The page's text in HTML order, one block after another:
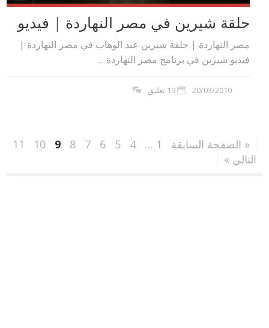
حلقة شيرين في مصر النهاردة | فيديو
مصر النهاردة | حلقة شيرين عبد الوهاب في مصر النهاردة |
فيديو شيرين في برنامج مصر النهاردة ...
20/03/2010 19 تعليق
« الصفحة السابقة 1
…
4
5
6
7
8
9
10
11
التالي »